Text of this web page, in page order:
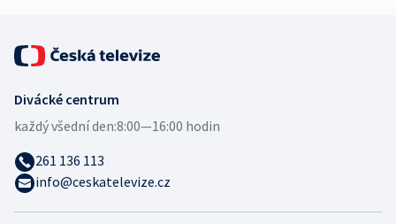
Divácké centrum
každý všední den:8:00—16:00 hodin
261 136 113
info@ceskatelevize.cz